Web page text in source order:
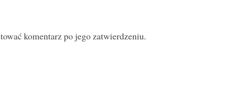
komentarz po jego zatwierdzeniu.